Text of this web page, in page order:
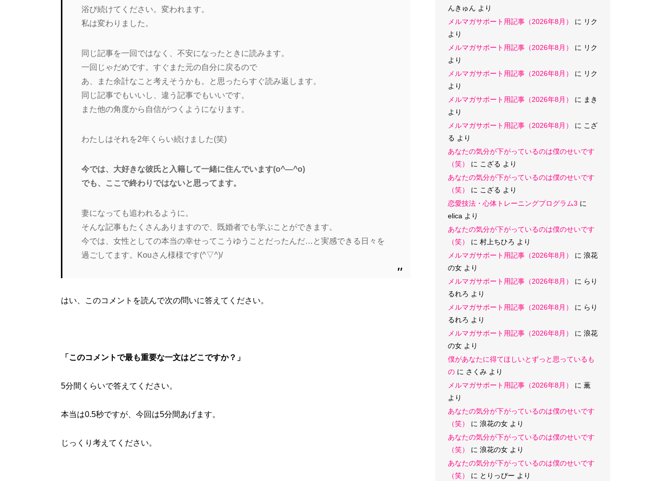
浴び続けてください。変われます。
私は変わりました。
同じ記事を一回ではなく、不安になったときに読みます。
一回じゃだめです。すぐまた元の自分に戻るので
あ、また余計なこと考えそうかも。と思ったらすぐ読み返します。
同じ記事でもいいし、違う記事でもいいです。
また他の角度から自信がつくようになります。
わたしはそれを2年くらい続けました(笑)
今では、大好きな彼氏と入籍して一緒に住んでいます(o^―^o)
でも、ここで終わりではないと思ってます。
妻になっても追われるように。
そんな記事もたくさんありますので、既婚者でも学ぶことができます。
今では、女性としての本当の幸せってこうゆうことだったんだ…と実感できる日々を
過ごしてます。Kouさん様様です(^▽^)/
はい、このコメントを読んで次の問いに答えてください。
「このコメントで最も重要な一文はどこですか？」
5分間くらいで答えてください。
本当は0.5秒ですが、今回は5分間あげます。
じっくり考えてください。
んきゅん より
メルマガサポート用記事（2026年8月）
に リク
より
メルマガサポート用記事（2026年8月）
に リク
より
メルマガサポート用記事（2026年8月）
に リク
より
メルマガサポート用記事（2026年8月）
に まき
より
メルマガサポート用記事（2026年8月）
に こざ
る より
あなたの気分が下がっているのは僕のせいです
（笑）
に こざる より
あなたの気分が下がっているのは僕のせいです
（笑）
に こざる より
恋愛技法・心体トレーニングプログラム3 に
elica より
あなたの気分が下がっているのは僕のせいです
（笑）
に 村上ちひろ より
メルマガサポート用記事（2026年8月）
に 浪花
の女 より
メルマガサポート用記事（2026年8月）
に らり
るれろ より
メルマガサポート用記事（2026年8月）
に らり
るれろ より
メルマガサポート用記事（2026年8月）
に 浪花
の女 より
僕があなたに得てほしいとずっと思っているも
の に さくみ より
メルマガサポート用記事（2026年8月）
に 薫
より
あなたの気分が下がっているのは僕のせいです
（笑）
に 浪花の女 より
あなたの気分が下がっているのは僕のせいです
（笑）
に 浪花の女 より
あなたの気分が下がっているのは僕のせいです
（笑）
に とりっぴー より